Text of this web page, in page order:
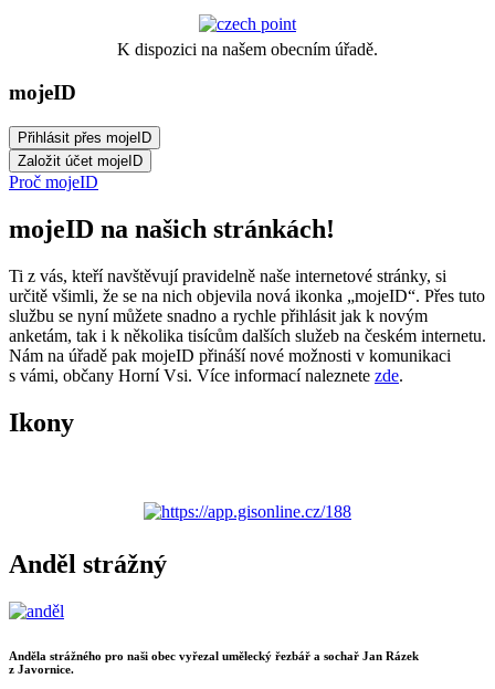
K dispozici na našem obecním úřadě.
mojeID
Proč mojeID
mojeID na našich stránkách!
Ti z vás, kteří navštěvují pravidelně naše internetové stránky, si
určitě všimli, že se na nich objevila nová ikonka „mojeID“. Přes tuto
službu se nyní můžete snadno a rychle přihlásit jak k novým
anketám, tak i k několika tisícům dalších služeb na českém internetu.
Nám na úřadě pak mojeID přináší nové možnosti v komunikaci
s vámi, občany Horní Vsi. Více informací naleznete zde.
Ikony
Anděl strážný
Anděla strážného pro naši obec vyřezal umělecký řezbář a sochař Jan Rázek
z Javornice.